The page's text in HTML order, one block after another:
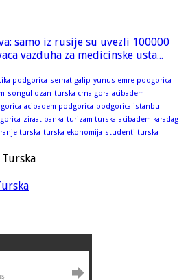
samo iz rusije su uvezli 100000
vazduha za medicinske usta...
podgorica serhat galip yunus emre podgorica
songul ozan turska crna gora acibadem
acibadem podgorica podgorica istanbul
ziraat banka turizam turska acibadem karadag
turska turska ekonomija studenti turska